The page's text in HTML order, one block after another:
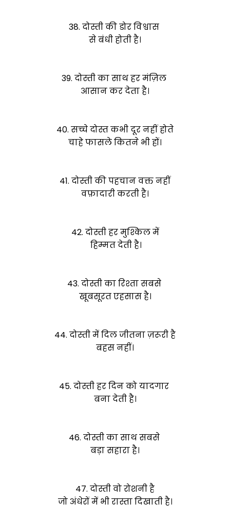
38. दोस्ती की डोर विश्वास
से बंधी होती है।
39. दोस्ती का साथ हर मंज़िल
आसान कर देता है।
40. सच्चे दोस्त कभी दूर नहीं होते
चाहे फासले कितने भी हों।
41. दोस्ती की पहचान वक्त नहीं
वफ़ादारी करती है।
42. दोस्ती हर मुश्किल में
हिम्मत देती है।
43. दोस्ती का रिश्ता सबसे
खूबसूरत एहसास है।
44. दोस्ती में दिल जीतना ज़रूरी है
बहस नहीं।
45. दोस्ती हर दिन को यादगार
बना देती है।
46. दोस्ती का साथ सबसे
बड़ा सहारा है।
47. दोस्ती वो रोशनी है
जो अंधेरों में भी रास्ता दिखाती है।